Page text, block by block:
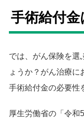
手術給付金
では、がん保険を選
ょうか？がん治療に
手術給付金の必要性
厚生労働省の「令和